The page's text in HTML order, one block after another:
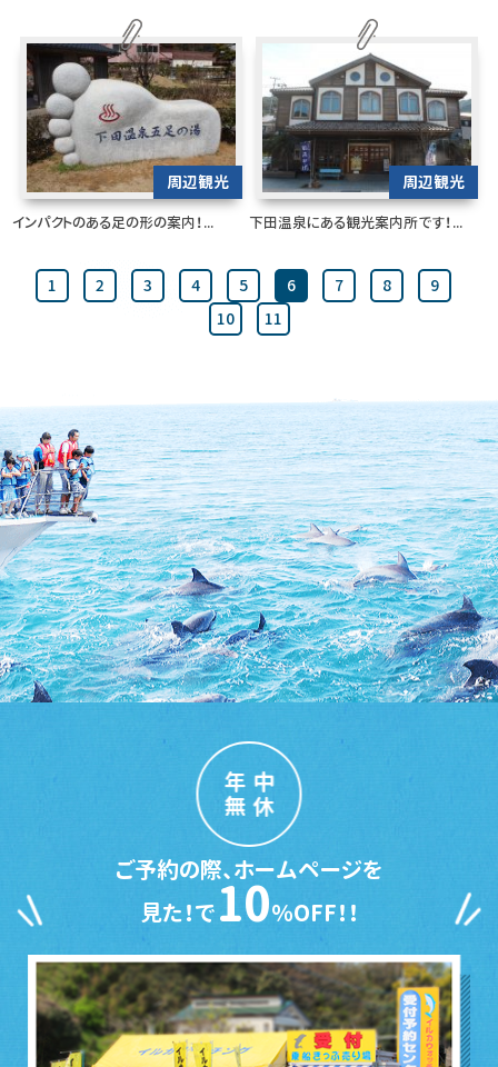
周辺観光
インパクトのある足の形の案内！...
周辺観光
下田温泉にある観光案内所です！...
1 2 3 4 5 6 7 8
9
10
11
年中
無休
ご予約の際、ホームページを
見た！で10％OFF！！